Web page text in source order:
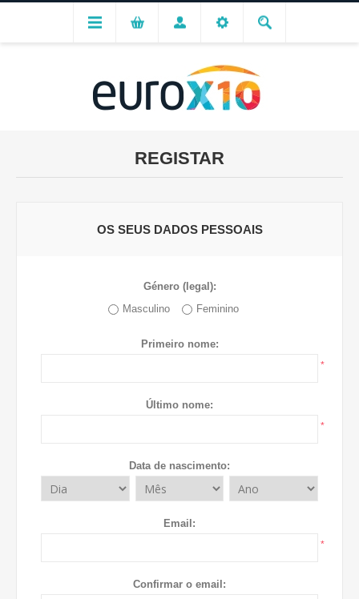
REGISTAR
OS SEUS DADOS PESSOAIS
Género (legal):
Masculino
Feminino
Primeiro nome:
*
Último nome:
*
Data de nascimento:
Email:
*
Confirmar o email: